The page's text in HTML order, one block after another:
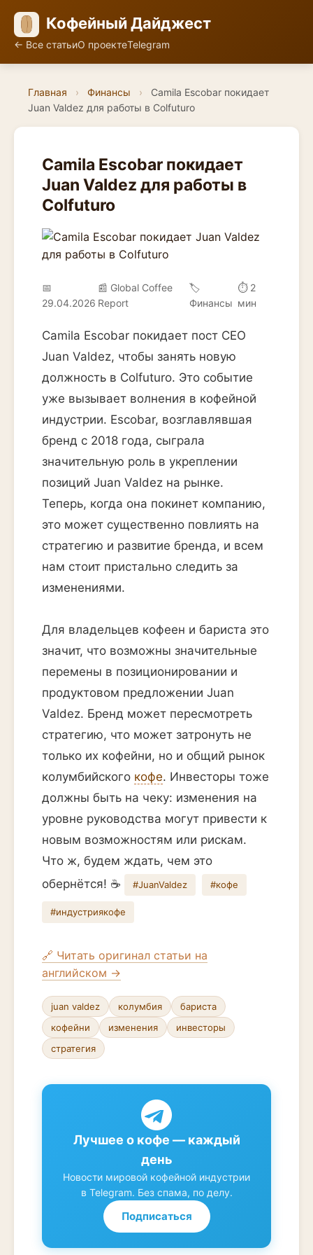
Кофейный Дайджест
← Все статьиО проектеTelegram
Главная › Финансы ›
Camila Escobar покидает
Juan Valdez для работы в Colfuturo
Camila Escobar покидает
Juan Valdez для работы в
Colfuturo
📅
29.04.2026
📰 Global Coffee
Report
🏷️
Финансы
⏱ 2
мин
Camila Escobar покидает пост CEO
Juan Valdez, чтобы занять новую
должность в Colfuturo. Это событие
уже вызывает волнения в кофейной
индустрии. Escobar, возглавлявшая
бренд с 2018 года, сыграла
значительную роль в укреплении
позиций Juan Valdez на рынке.
Теперь, когда она покинет компанию,
это может существенно повлиять на
стратегию и развитие бренда, и всем
нам стоит пристально следить за
изменениями.
Для владельцев кофеен и бариста это
значит, что возможны значительные
перемены в позиционировании и
продуктовом предложении Juan
Valdez. Бренд может пересмотреть
стратегию, что может затронуть не
только их кофейни, но и общий рынок
колумбийского кофе. Инвесторы тоже
должны быть на чеку: изменения на
уровне руководства могут привести к
новым возможностям или рискам.
Что ж, будем ждать, чем это
обернётся! ☕️
#JuanValdez #кофе
#индустриякофе
🔗 Читать оригинал статьи на
английском →
juan valdez колумбия
бариста
кофейни
изменения
инвесторы
стратегия
Лучшее о кофе — каждый
день
Новости мировой кофейной индустрии
в Telegram. Без спама, по делу.
Подписаться